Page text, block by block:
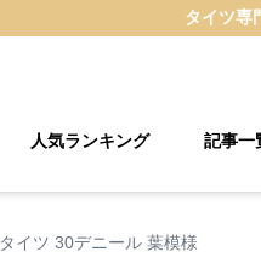
タイツ専
人気ランキング 記事一
タイツ 30デニール 葉模様